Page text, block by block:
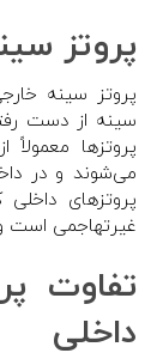
پروتز
پروتز سینه
سینه از دست
پروتزها
می‌شوند و در
پروتزهای داخلی
غیرتهاجمی است
تفاوت
داخلی